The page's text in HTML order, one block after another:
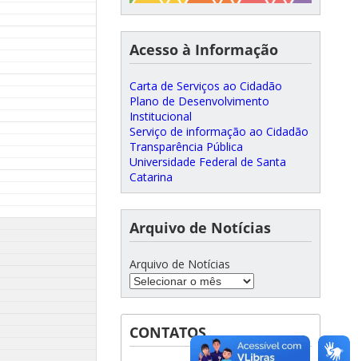
Acesso à Informação
Carta de Serviços ao Cidadão
Plano de Desenvolvimento
Institucional
Serviço de informação ao Cidadão
Transparência Pública
Universidade Federal de Santa
Catarina
Arquivo de Notícias
Arquivo de Notícias
CONTATOS